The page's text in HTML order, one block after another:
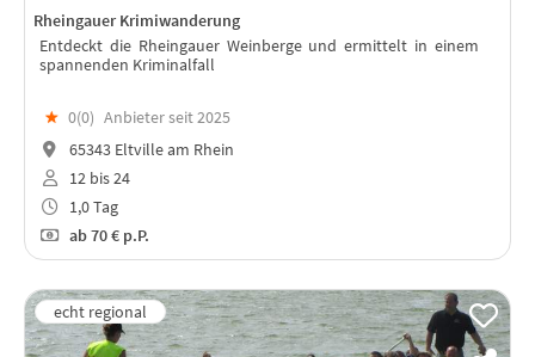
Rheingauer Krimiwanderung
Entdeckt die Rheingauer Weinberge und ermittelt in einem
spannenden Kriminalfall
★ 0(0) Anbieter seit 2025
65343 Eltville am Rhein
12 bis 24
1,0 Tag
ab70 € p.P.